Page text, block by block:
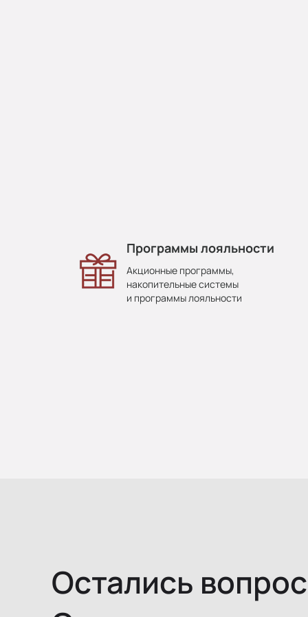
Программы лояльности
Акционные программы,
накопительные системы
и программы лояльности
Остались